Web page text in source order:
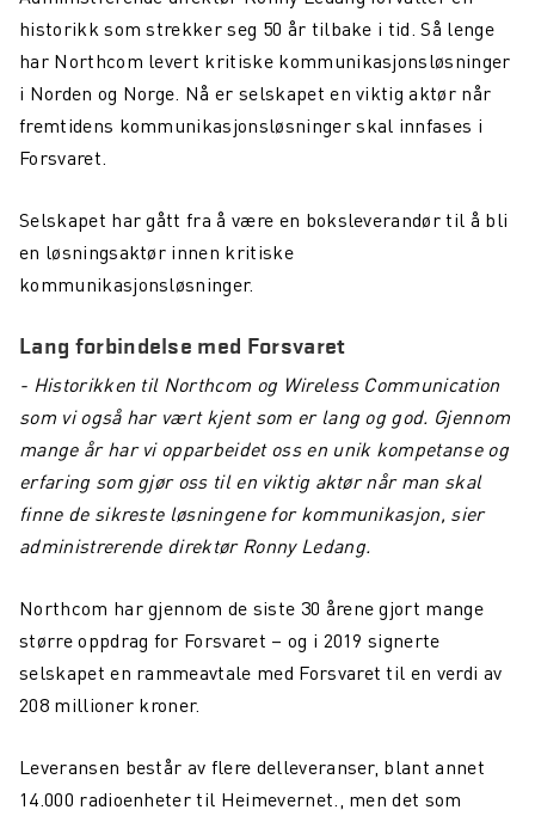
historikk som strekker seg 50 år tilbake i tid. Så lenge
har Northcom levert kritiske kommunikasjonsløsninger
i Norden og Norge. Nå er selskapet en viktig aktør når
fremtidens kommunikasjonsløsninger skal innfases i
Forsvaret.
Selskapet har gått fra å være en boksleverandør til å bli
en løsningsaktør innen kritiske
kommunikasjonsløsninger.
Lang forbindelse med Forsvaret
- Historikken til Northcom og Wireless Communication
som vi også har vært kjent som er lang og god. Gjennom
mange år har vi opparbeidet oss en unik kompetanse og
erfaring som gjør oss til en viktig aktør når man skal
finne de sikreste løsningene for kommunikasjon, sier
administrerende direktør Ronny Ledang.
Northcom har gjennom de siste 30 årene gjort mange
større oppdrag for Forsvaret – og i 2019 signerte
selskapet en rammeavtale med Forsvaret til en verdi av
208 millioner kroner.
Leveransen består av flere delleveranser, blant annet
14.000 radioenheter til Heimevernet., men det som